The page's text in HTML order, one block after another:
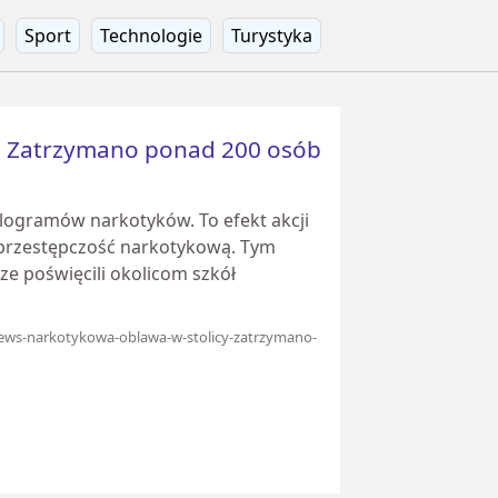
Sport Technologie Turystyka
ponad 200 osób
narkotyków. To efekt akcji
narkotykową. Tym
poświęcili okolicom szkół
narkotykowa-oblawa-w-stolicy-zatrzymano-